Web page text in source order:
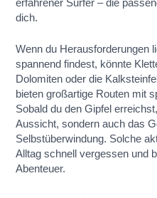
erfahrener Surfer – die
dich.
Wenn du Herausforderungen
spannend findest, könnte
Dolomiten oder die
bieten großartige Routen mit
Sobald du den Gipfel
Aussicht, sondern auch das
Selbstüberwindung. Solche
Alltag schnell vergessen und
Abenteuer.